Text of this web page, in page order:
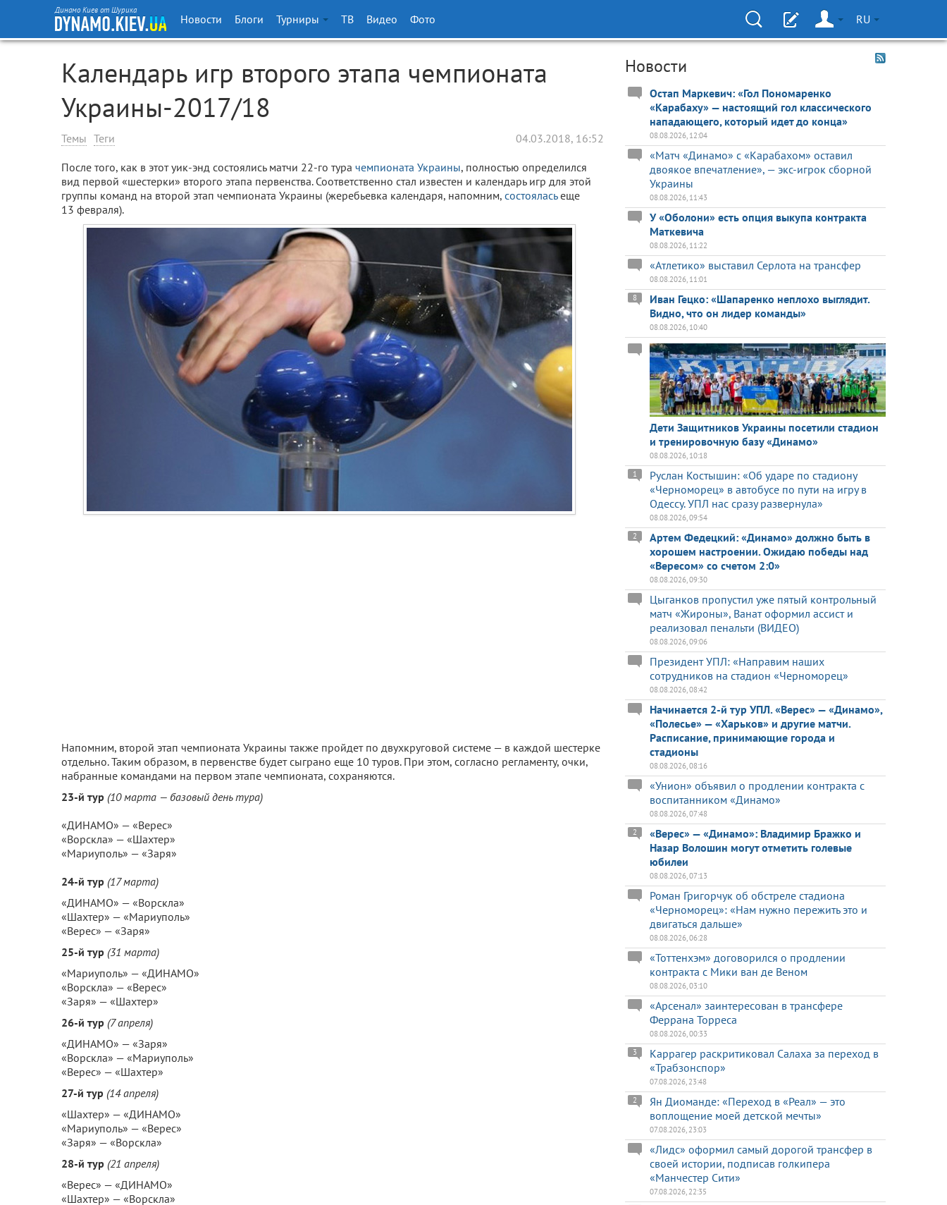
Динамо Киев от Шурика
Новости Блоги Турниры ТВ Видео Фото RU
Календарь игр второго этапа чемпионата
Украины-2017/18
Темы Теги 04.03.2018, 16:52
После того, как в этот уик-энд состоялись матчи 22-го тура чемпионата Украины, полностью определился
вид первой «шестерки» второго этапа первенства. Соответственно стал известен и календарь игр для этой
группы команд на второй этап чемпионата Украины (жеребьевка календаря, напомним, состояласьеще
13 февраля).
Напомним, второй этап чемпионата Украины также пройдет по двухкруговой системе — в каждой шестерке
отдельно. Таким образом, в первенстве будет сыграно еще 10 туров. При этом, согласно регламенту, очки,
набранные командами на первом этапе чемпионата, сохраняются.
23-й тур (10 марта — базовый день тура)
«ДИНАМО» — «Верес»
«Ворскла» — «Шахтер»
«Мариуполь» — «Заря»
24-й тур (17 марта)
«ДИНАМО» — «Ворскла»
«Шахтер» — «Мариуполь»
«Верес» — «Заря»
25-й тур (31 марта)
«Мариуполь» — «ДИНАМО»
«Ворскла» — «Верес»
«Заря» — «Шахтер»
26-й тур (7 апреля)
«ДИНАМО» — «Заря»
«Ворскла» — «Мариуполь»
«Верес» — «Шахтер»
27-й тур (14 апреля)
«Шахтер» — «ДИНАМО»
«Мариуполь» — «Верес»
«Заря» — «Ворскла»
28-й тур (21 апреля)
«Верес» — «ДИНАМО»
«Шахтер» — «Ворскла»
Новости
Остап Маркевич: «Гол Пономаренко
«Карабаху» — настоящий гол классического
нападающего, который идет до конца»
08.08.2026, 12:04
«Матч «Динамо» с «Карабахом» оставил
двоякое впечатление», — экс-игрок сборной
Украины
08.08.2026, 11:43
У «Оболони» есть опция выкупа контракта
Маткевича
08.08.2026, 11:22
«Атлетико» выставил Серлота на трансфер
08.08.2026, 11:01
Иван Гецко: «Шапаренко неплохо выглядит.
Видно, что он лидер команды»
8
08.08.2026, 10:40
Дети Защитников Украины посетили стадион
и тренировочную базу «Динамо»
08.08.2026, 10:18
Руслан Костышин: «Об ударе по стадиону
«Черноморец» в автобусе по пути на игру в
Одессу. УПЛ нас сразу развернула»
1
08.08.2026, 09:54
Артем Федецкий: «Динамо» должно быть в
хорошем настроении. Ожидаю победы над
«Вересом» со счетом 2:0»
2
08.08.2026, 09:30
Цыганков пропустил уже пятый контрольный
матч «Жироны», Ванат оформил ассист и
реализовал пенальти (ВИДЕО)
08.08.2026, 09:06
Президент УПЛ: «Направим наших
сотрудников на стадион «Черноморец»
08.08.2026, 08:42
Начинается 2-й тур УПЛ. «Верес» — «Динамо»,
«Полесье» — «Харьков» и другие матчи.
Расписание, принимающие города и
стадионы
08.08.2026, 08:16
«Унион» объявил о продлении контракта с
воспитанником «Динамо»
08.08.2026, 07:48
«Верес» — «Динамо»: Владимир Бражко и
Назар Волошин могут отметить голевые
юбилеи
2
08.08.2026, 07:13
Роман Григорчук об обстреле стадиона
«Черноморец»: «Нам нужно пережить это и
двигаться дальше»
08.08.2026, 06:28
«Тоттенхэм» договорился о продлении
контракта с Мики ван де Веном
08.08.2026, 03:10
«Арсенал» заинтересован в трансфере
Феррана Торреса
08.08.2026, 00:33
Каррагер раскритиковал Салаха за переход в
«Трабзонспор»
3
07.08.2026, 23:48
Ян Диоманде: «Переход в «Реал» — это
воплощение моей детской мечты»
2
07.08.2026, 23:03
«Лидс» оформил самый дорогой трансфер в
своей истории, подписав голкипера
«Манчестер Сити»
07.08.2026, 22:35